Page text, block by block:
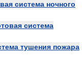
система ночного
система
тушения пожара